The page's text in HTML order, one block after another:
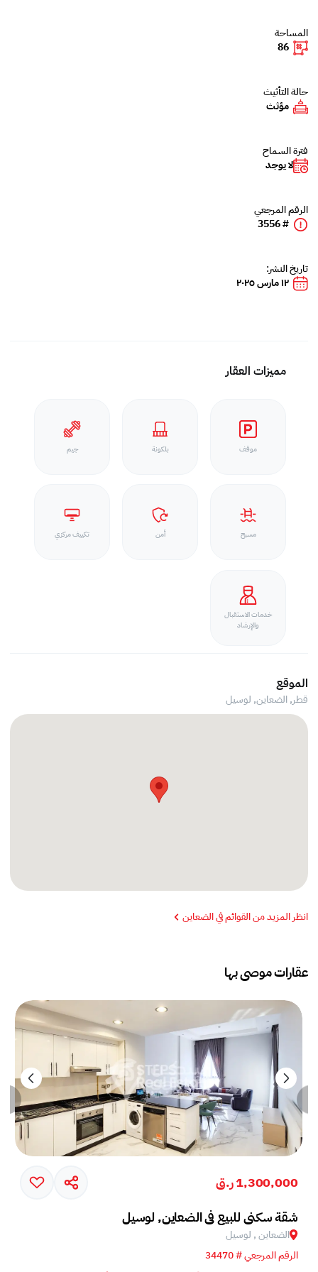
المساحة
86
حالة التأثيث
مؤثث
فترة السماح
لا يوجد
الرقم المرجعي
# 3556
تاريخ النشر:
١٢ مارس ٢٠٢٥
مميزات العقار
موقف بلكونة جيم
مسبح أمن تكييف مركزي
خدمات الاستقبال
والإرشاد
الموقع
قطر, الضعاين, لوسيل
انظر المزيد من القوائم في الضعاين
عقارات موصى بها
1,300,000 ر.ق
شقة سكني للبيع في الضعاين, لوسيل
الضعاين , لوسيل
الرقم المرجعي # 34470